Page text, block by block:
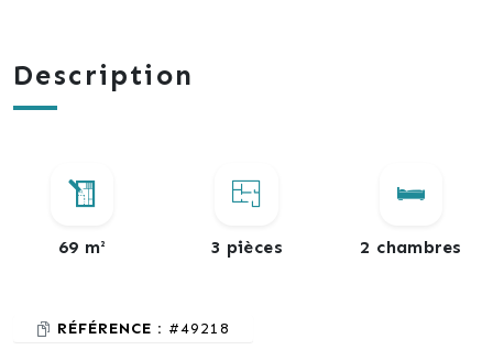
Description
69 m² 3 pièces 2 chambres
RÉFÉRENCE : #49218